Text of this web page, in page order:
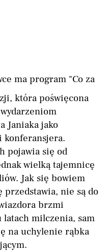
ma program "Co za
która poświęcona
Janiaka jako
konferansjera.
pojawia się od
wielką tajemnicę
Jak się bowiem
nie są do
brzmi
latach milczenia, sam
na uchylenie rąbka